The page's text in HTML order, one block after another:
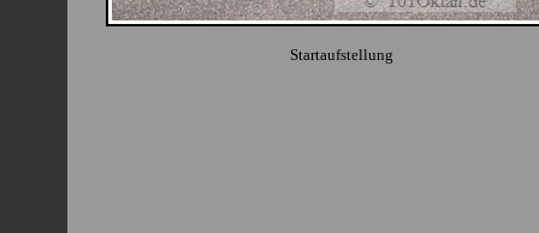
Startaufstellung